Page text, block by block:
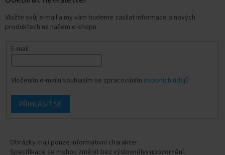
Vložte svůj e-mail a my vám budeme zasílat informace o nových
produktech na našem e-shopu.
E-mail
Vložením e-mailu souhlasím se zpracováním osobních údajů
PŘIHLÁSIT SE
Obrázky mají pouze informativní charakter.
Specifikace se mohou změnit bez výslovného upozornění.